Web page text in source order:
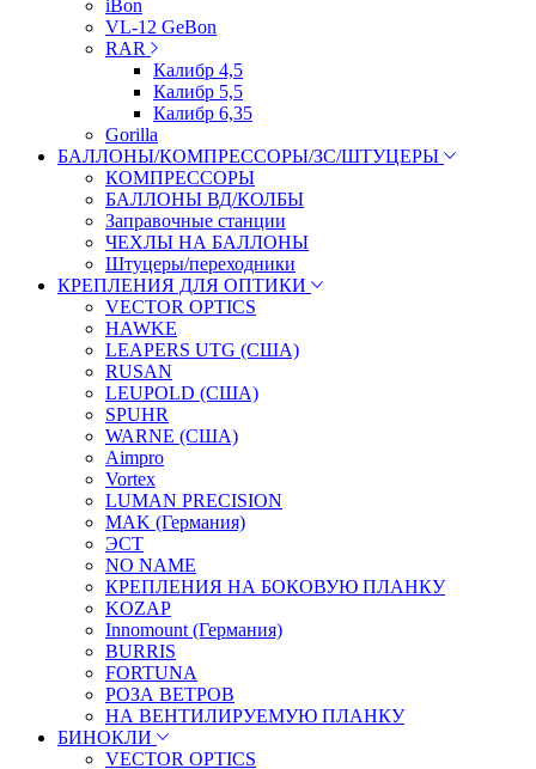
iBon
VL-12 GeBon
RAR
Калибр 4,5
Калибр 5,5
Калибр 6,35
Gorilla
БАЛЛОНЫ/КОМПРЕССОРЫ/ЗС/ШТУЦЕРЫ
КОМПРЕССОРЫ
БАЛЛОНЫ ВД/КОЛБЫ
Заправочные станции
ЧЕХЛЫ НА БАЛЛОНЫ
Штуцеры/переходники
КРЕПЛЕНИЯ ДЛЯ ОПТИКИ
VECTOR OPTICS
HAWKE
LEAPERS UTG (США)
RUSAN
LEUPOLD (США)
SPUHR
WARNE (США)
Aimpro
Vortex
LUMAN PRECISION
MAK (Германия)
ЭСТ
NO NAME
КРЕПЛЕНИЯ НА БОКОВУЮ ПЛАНКУ
KOZAP
Innomount (Германия)
BURRIS
FORTUNA
РОЗА ВЕТРОВ
НА ВЕНТИЛИРУЕМУЮ ПЛАНКУ
БИНОКЛИ
VECTOR OPTICS